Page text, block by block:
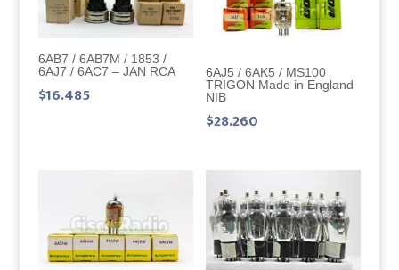
6AB7 / 6AB7M / 1853 /
6AJ7 / 6AC7 – JAN RCA
$16.485
6AJ5 / 6AK5 / MS100
TRIGON Made in England
NIB
$28.260